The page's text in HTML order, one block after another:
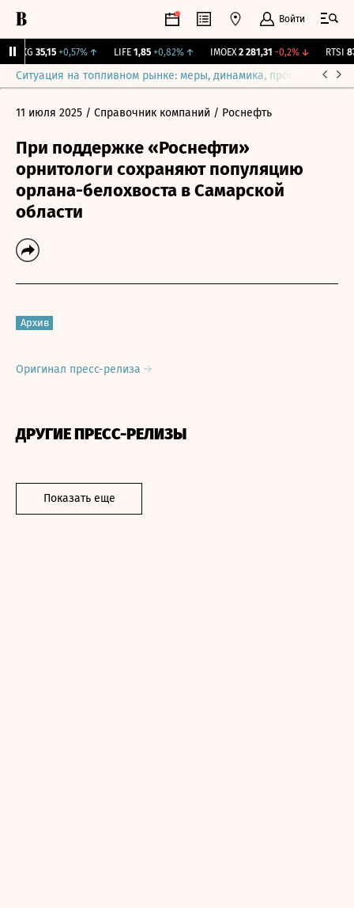
Войти
35,15 +0,57%↑ LIFE 1,85 +0,82%↑ IMOEX 2 281,31 -0,2%↓ RTSI
Ситуация на топливном рынке: меры, динамика, прогнозы
11 июля 2025 / Справочник компаний / Роснефть
При поддержке «Роснефти»
орнитологи сохраняют популяцию
орлана-белохвоста в Самарской
области
Архив
Оригинал пресс-релиза
ДРУГИЕ ПРЕСС-РЕЛИЗЫ
Показать еще